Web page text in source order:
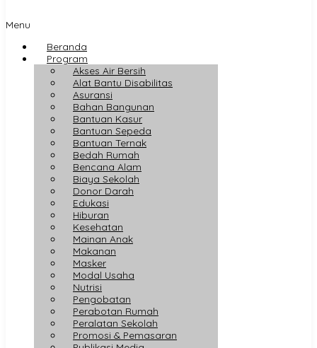
Menu
Beranda
Program
Akses Air Bersih
Alat Bantu Disabilitas
Asuransi
Bahan Bangunan
Bantuan Kasur
Bantuan Sepeda
Bantuan Ternak
Bedah Rumah
Bencana Alam
Biaya Sekolah
Donor Darah
Edukasi
Hiburan
Kesehatan
Mainan Anak
Makanan
Masker
Modal Usaha
Nutrisi
Pengobatan
Perabotan Rumah
Peralatan Sekolah
Promosi & Pemasaran